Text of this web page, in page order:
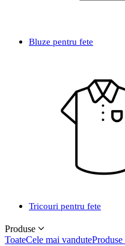
Bluze pentru fete
Tricouri pentru fete
Produse
ToateCele mai vanduteProduse